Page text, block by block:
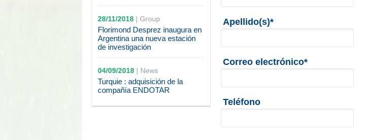
28/11/2018| Group
Florimond Desprez inaugura en
Argentina una nueva estación
de investigación
04/09/2018| News
Turquie : adquisición de la
compañía ENDOTAR
Apellido(s)*
Correo electrónico*
Teléfono